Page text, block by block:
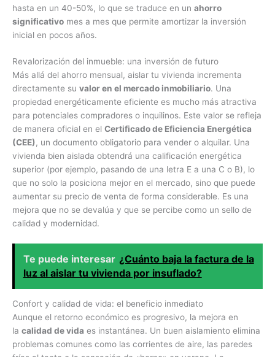
hasta en un 40-50%, lo que se traduce en un ahorro
significativo mes a mes que permite amortizar la inversión
inicial en pocos años.
Revalorización del inmueble: una inversión de futuro
Más allá del ahorro mensual, aislar tu vivienda incrementa
directamente su valor en el mercado inmobiliario. Una
propiedad energéticamente eficiente es mucho más atractiva
para potenciales compradores o inquilinos. Este valor se refleja
de manera oficial en el Certificado de Eficiencia Energética
(CEE), un documento obligatorio para vender o alquilar. Una
vivienda bien aislada obtendrá una calificación energética
superior (por ejemplo, pasando de una letra E a una C o B), lo
que no solo la posiciona mejor en el mercado, sino que puede
aumentar su precio de venta de forma considerable. Es una
mejora que no se devalúa y que se percibe como un sello de
calidad y modernidad.
Te puede interesar ¿Cuánto baja la factura de la
luz al aislar tu vivienda por insuflado?
Confort y calidad de vida: el beneficio inmediato
Aunque el retorno económico es progresivo, la mejora en
la calidad de vida es instantánea. Un buen aislamiento elimina
problemas comunes como las corrientes de aire, las paredes